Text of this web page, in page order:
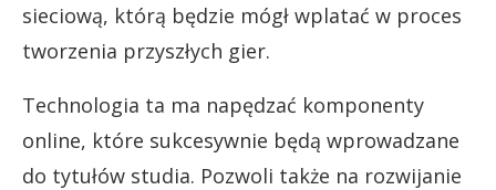
sieciową, którą będzie mógł wplatać w proces
tworzenia przyszłych gier.
Technologia ta ma napędzać komponenty
online, które sukcesywnie będą wprowadzane
do tytułów studia. Pozwoli także na rozwijanie